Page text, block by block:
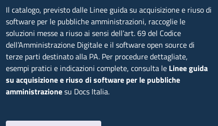
Il catalogo, previsto dalle Linee guida su acquisizione e riuso di
software per le pubbliche amministrazioni, raccoglie le
soluzioni messe a riuso ai sensi dell’art. 69 del Codice
dell’Amministrazione Digitale e il software open source di
terze parti destinato alla PA. Per procedure dettagliate,
esempi pratici e indicazioni complete, consulta le Linee guida
su acquisizione e riuso di software per le pubbliche
amministrazionesu Docs Italia.